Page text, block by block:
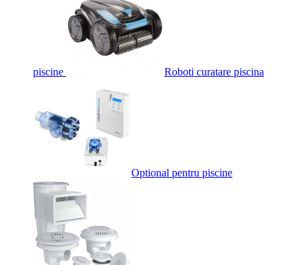
piscine Roboti curatare piscina
Optional pentru piscine